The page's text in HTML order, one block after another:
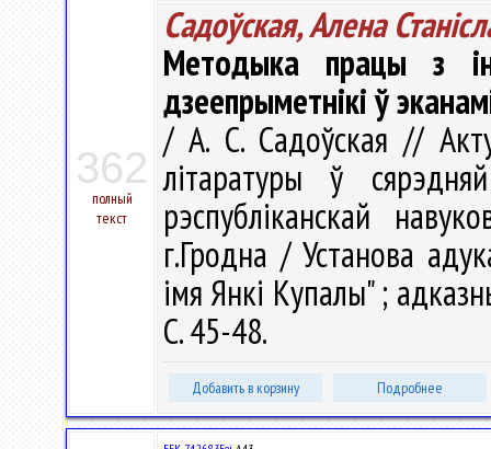
362
полный
текст
Садоўская, Алена
Методыка працы з
дзеепрыметнікі ў
/ А. С. Садоўская //
літаратуры ў
рэспубліканскай
г.Гродна / Установа
імя Янкі Купалы" ;
С. 45-48.
Добавить в корзину Подробнее